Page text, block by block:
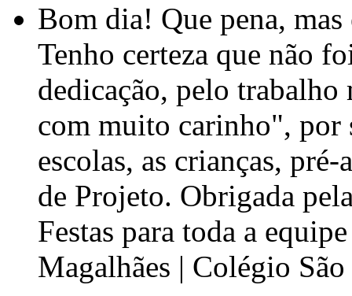
Bom dia! Que pena,
Tenho certeza que não
dedicação, pelo
com muito carinho", por
escolas, as crianças, pré-
de Projeto. Obrigada
Festas para toda a
Magalhães | Colégio